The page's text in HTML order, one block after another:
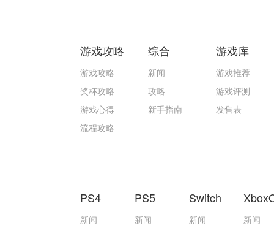
游戏攻略
游戏攻略
奖杯攻略
游戏心得
流程攻略
综合
新闻
攻略
新手指南
游戏库
游戏推荐
游戏评测
发售表
PS4
新闻
PS5
新闻
Switch
新闻 新闻